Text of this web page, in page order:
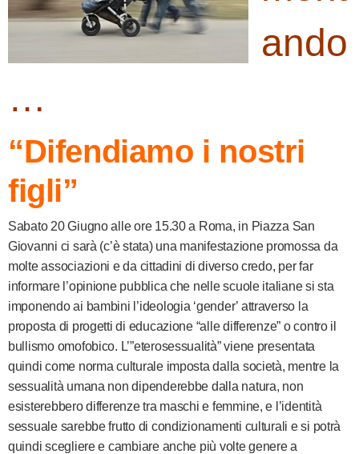
ando
…
“Difendiamo i nostri
figli”
Sabato 20 Giugno alle ore 15.30 a Roma, in Piazza San
Giovanni ci sarà (c’è stata) una manifestazione promossa da
molte associazioni e da cittadini di diverso credo, per far
informare l’opinione pubblica che nelle scuole italiane si sta
imponendo ai bambini l’ideologia ‘gender’ attraverso la
proposta di progetti di educazione “alle differenze” o contro il
bullismo omofobico. L’”eterosessualità” viene presentata
quindi come norma culturale imposta dalla società, mentre la
sessualità umana non dipenderebbe dalla natura, non
esisterebbero differenze tra maschi e femmine, e l’identità
sessuale sarebbe frutto di condizionamenti culturali e si potrà
quindi scegliere e cambiare anche più volte genere a